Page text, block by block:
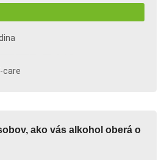
care
ako vás alkohol oberá o